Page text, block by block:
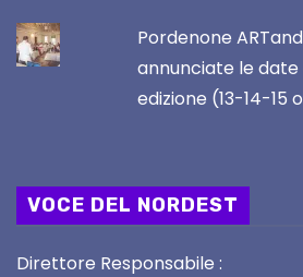
Pordenone
annunciate le
edizione (13-14-15
VOCE DEL NORDEST
Direttore Responsabile :